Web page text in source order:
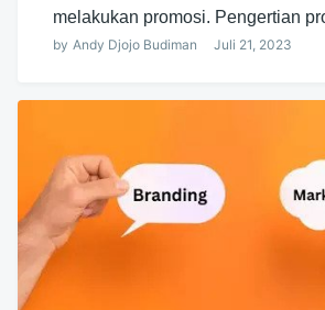
melakukan promosi. Pengertian
by Andy Djojo Budiman Juli 21, 2023